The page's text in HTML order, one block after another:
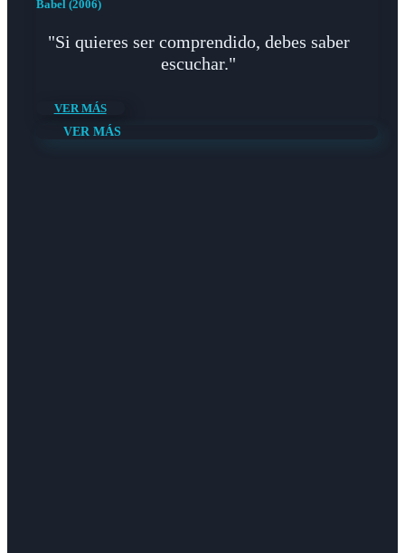
Babel (2006)
"Si quieres ser comprendido, debes saber
escuchar."
VER MÁS
VER MÁS